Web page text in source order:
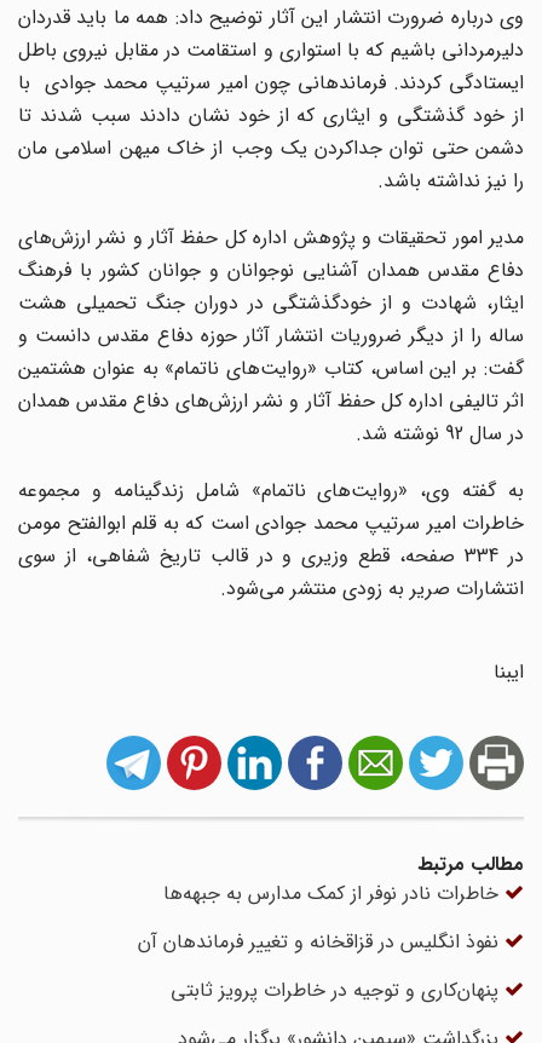
وی درباره ضرورت انتشار این آثار توضیح داد: همه ما باید قدردان
دلیرمردانی باشیم که با استواری و استقامت در مقابل نیروی باطل
ایستادگی کردند. فرماندهانی چون امیر سرتیپ محمد جوادی با
از خود گذشتگی و ایثاری که از خود نشان دادند سبب شدند تا
دشمن حتی توان جداکردن یک وجب از خاک میهن اسلامی مان
را نیز نداشته باشد.
مدیر امور تحقیقات و پژوهش اداره کل حفظ آثار و نشر ارزش‌های
دفاع مقدس همدان آشنایی نوجوانان و جوانان کشور با فرهنگ
ایثار، شهادت و از خودگذشتگی در دوران جنگ تحمیلی هشت
ساله را از دیگر ضروریات انتشار آثار حوزه دفاع مقدس دانست و
گفت: بر این اساس، کتاب «روایت‌های ناتمام» به عنوان هشتمین
اثر تالیفی اداره کل حفظ آثار و نشر ارزش‌های دفاع مقدس همدان
در سال 92 نوشته شد.
به گفته وی، «روایت‌های ناتمام» شامل زندگینامه و مجموعه
خاطرات امیر سرتیپ محمد جوادی است که به قلم ابوالفتح مومن
در 334 صفحه، قطع وزیری و در قالب تاریخ شفاهی، از سوی
انتشارات صریر به زودی منتشر می‌شود.
ایبنا
مطالب مرتبط
خاطرات نادر نوفر از کمک مدارس به جبهه‌ها
نفوذ انگلیس در قزاقخانه و تغییر فرماندهان آن
پنهان‌کاری و توجیه در خاطرات پرویز ثابتی